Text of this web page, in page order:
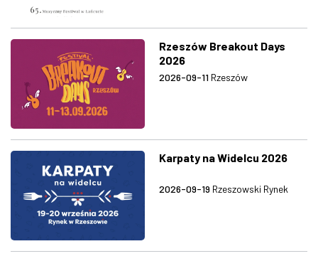
Rzeszów Breakout Days
2026
2026-09-11 Rzeszów
Karpaty na Widelcu 2026
2026-09-19 Rzeszowski Rynek